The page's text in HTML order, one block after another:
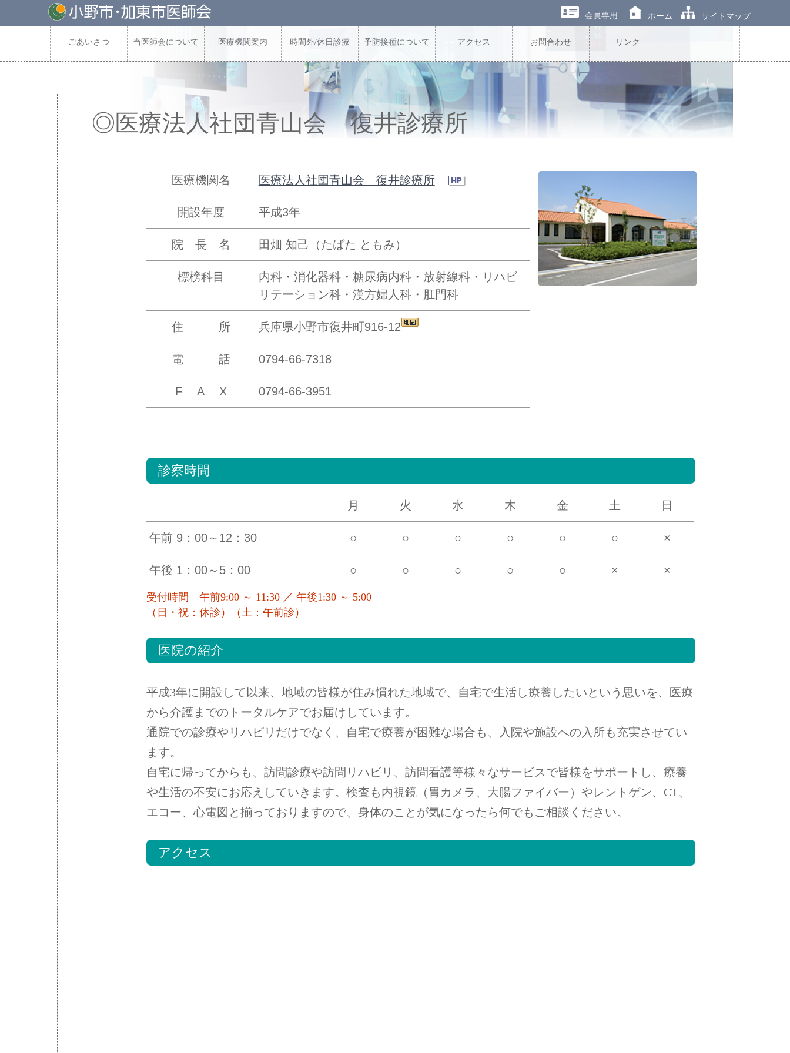
サイトマップ
ホーム
会員専用
ごあいさつ 当医師会について 医療機関案内 時間外/休日診療 予防接種について アクセス お問合わせ リンク
◎医療法人社団青山会 復井診療所
医療機関名 医療法人社団青山会 復井診療所
開設年度 平成3年
院 長 名 田畑 知己（たばた ともみ）
標榜科目
内科・消化器科・糖尿病内科・放射線科・リハビ
リテーション科・漢方婦人科・肛門科
住 所 兵庫県小野市復井町916-12
電 話 0794-66-7318
F A X 0794-66-3951
診察時間
月 火 水 木 金 土 日
午前 9：00～12：30 ○ ○ ○ ○ ○ ○ ×
午後 1：00～5：00 ○ ○ ○ ○ ○ × ×
受付時間 午前9:00 ～ 11:30 ／ 午後1:30 ～ 5:00
（日・祝：休診）（土：午前診）
医院の紹介
平成3年に開設して以来、地域の皆様が住み慣れた地域で、自宅で生活し療養したいという思いを、医療
から介護までのトータルケアでお届けしています。
通院での診療やリハビリだけでなく、自宅で療養が困難な場合も、入院や施設への入所も充実させてい
ます。
自宅に帰ってからも、訪問診療や訪問リハビリ、訪問看護等様々なサービスで皆様をサポートし、療養
や生活の不安にお応えしていきます。検査も内視鏡（胃カメラ、大腸ファイバー）やレントゲン、CT、
エコー、心電図と揃っておりますので、身体のことが気になったら何でもご相談ください。
アクセス